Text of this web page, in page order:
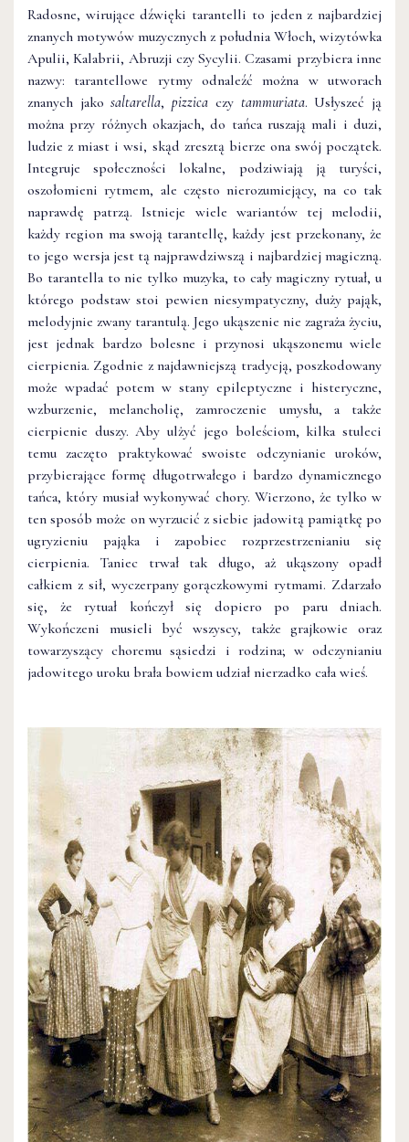
Radosne, wirujące dźwięki tarantelli to jeden z najbardziej
znanych motywów muzycznych z południa Włoch, wizytówka
Apulii, Kalabrii, Abruzji czy Sycylii. Czasami przybiera inne
nazwy: tarantellowe rytmy odnaleźć można w utworach
znanych jakosaltarella,pizzica czy tammuriata. Usłyszeć ją
można przy różnych okazjach, do tańca ruszają mali i duzi,
ludzie z miast i wsi, skąd zresztą bierze ona swój początek.
Integruje społeczności lokalne, podziwiają ją turyści,
oszołomieni rytmem, ale często nierozumiejący, na co tak
naprawdę patrzą. Istnieje wiele wariantów tej melodii,
każdy region ma swoją tarantellę, każdy jest przekonany, że
to jego wersja jest tą najprawdziwszą i najbardziej magiczną.
Bo tarantella to nie tylko muzyka, to cały magiczny rytuał, u
którego podstaw stoi pewien niesympatyczny, duży pająk,
melodyjnie zwany tarantulą. Jego ukąszenie nie zagraża życiu,
jest jednak bardzo bolesne i przynosi ukąszonemu wiele
cierpienia. Zgodnie z najdawniejszą tradycją, poszkodowany
może wpadać potem w stany epileptyczne i histeryczne,
wzburzenie, melancholię, zamroczenie umysłu, a także
cierpienie duszy. Aby ulżyć jego boleściom, kilka stuleci
temu zaczęto praktykować swoiste odczynianie uroków,
przybierające formę długotrwałego i bardzo dynamicznego
tańca, który musiał wykonywać chory. Wierzono, że tylko w
ten sposób może on wyrzucić z siebie jadowitą pamiątkę po
ugryzieniu pająka i zapobiec rozprzestrzenianiu się
cierpienia. Taniec trwał tak długo, aż ukąszony opadł
całkiem z sił, wyczerpany gorączkowymi rytmami. Zdarzało
się, że rytuał kończył się dopiero po paru dniach.
Wykończeni musieli być wszyscy, także grajkowie oraz
towarzyszący choremu sąsiedzi i rodzina; w odczynianiu
jadowitego uroku brała bowiem udział nierzadko cała wieś.